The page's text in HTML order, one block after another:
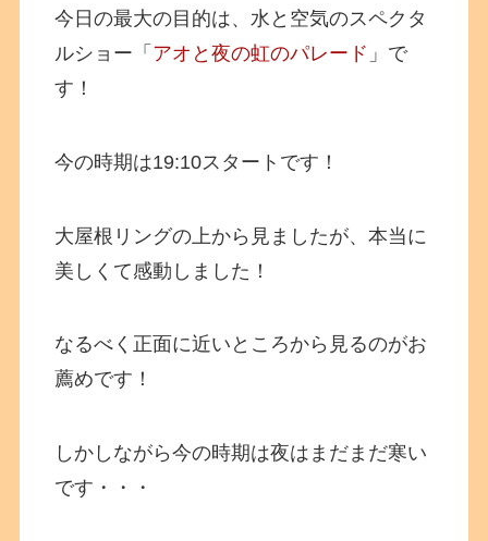
今日の最大の目的は、水と空気のスペクタ
ルショー「 アオと夜の虹のパレード 」で
す！
今の時期は19:10スタートです！
大屋根リングの上から見ましたが、本当に
美しくて感動しました！
なるべく正面に近いところから見るのがお
薦めです！
しかしながら今の時期は夜はまだまだ寒い
です・・・